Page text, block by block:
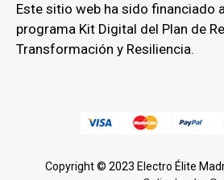
Este sitio web ha sido financiado
programa Kit Digital del Plan de
Transformación y Resiliencia.
Copyright © 2023 Electro Élite